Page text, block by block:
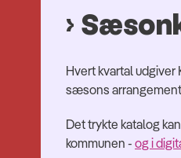
Hvert kvartal udgiver
sæsons
Det trykte katalog
kommunen - og i